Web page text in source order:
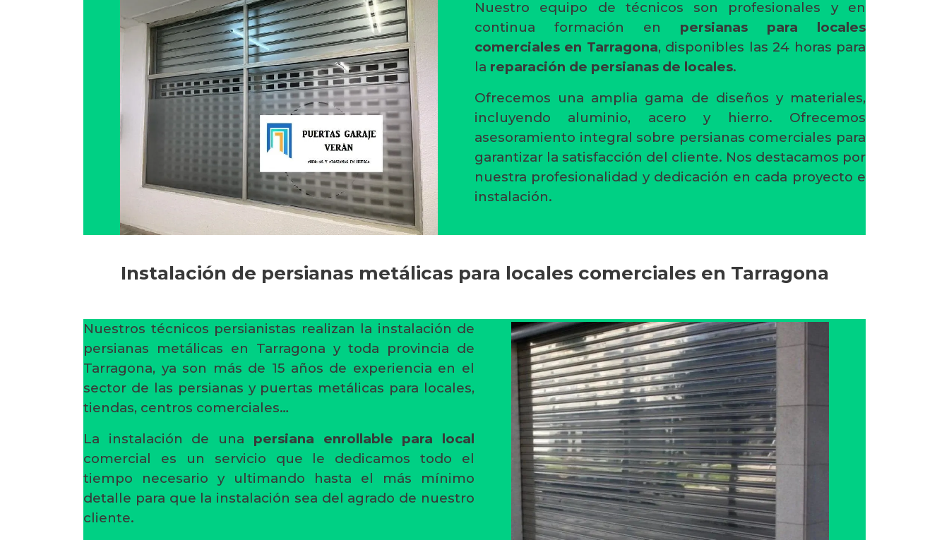
Nuestro equipo de técnicos son profesionales y en
continua formación en persianas para locales
comerciales en Tarragona, disponibles las 24 horas para
la reparación de persianas de locales.
Ofrecemos una amplia gama de diseños y materiales,
incluyendo aluminio, acero y hierro. Ofrecemos
asesoramiento integral sobre persianas comerciales para
garantizar la satisfacción del cliente. Nos destacamos por
nuestra profesionalidad y dedicación en cada proyecto e
instalación.
Instalación de persianas metálicas para locales comerciales en Tarragona
Nuestros técnicos persianistas realizan la instalación de
persianas metálicas en Tarragona y toda provincia de
Tarragona, ya son más de 15 años de experiencia en el
sector de las persianas y puertas metálicas para locales,
tiendas, centros comerciales…
La instalación de una persiana enrollable para local
comercial es un servicio que le dedicamos todo el
tiempo necesario y ultimando hasta el más mínimo
detalle para que la instalación sea del agrado de nuestro
cliente.